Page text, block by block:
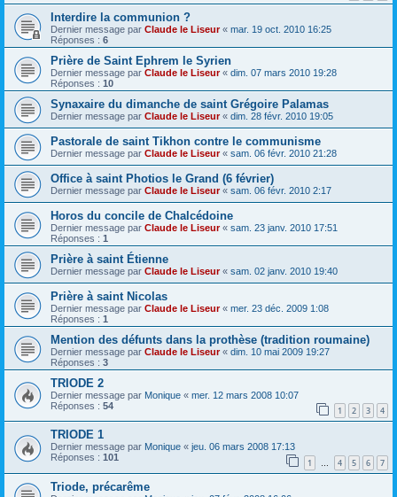
Interdire la communion ?
Dernier message par Claude le Liseur« mar. 19 oct. 2010 16:25
Réponses : 6
Prière de Saint Ephrem le Syrien
Dernier message par Claude le Liseur« dim. 07 mars 2010 19:28
Réponses : 10
Synaxaire du dimanche de saint Grégoire Palamas
Dernier message par Claude le Liseur« dim. 28 févr. 2010 19:05
Pastorale de saint Tikhon contre le communisme
Dernier message par Claude le Liseur« sam. 06 févr. 2010 21:28
Office à saint Photios le Grand (6 février)
Dernier message par Claude le Liseur« sam. 06 févr. 2010 2:17
Horos du concile de Chalcédoine
Dernier message par Claude le Liseur« sam. 23 janv. 2010 17:51
Réponses : 1
Prière à saint Étienne
Dernier message par Claude le Liseur« sam. 02 janv. 2010 19:40
Prière à saint Nicolas
Dernier message par Claude le Liseur« mer. 23 déc. 2009 1:08
Réponses : 1
Mention des défunts dans la prothèse (tradition roumaine)
Dernier message par Claude le Liseur« dim. 10 mai 2009 19:27
Réponses : 3
TRIODE 2
Dernier message par Monique « mer. 12 mars 2008 10:07
Réponses : 54 1 2 3 4
TRIODE 1
Dernier message par Monique « jeu. 06 mars 2008 17:13
Réponses : 101 1 … 4 5 6 7
Triode, précarême